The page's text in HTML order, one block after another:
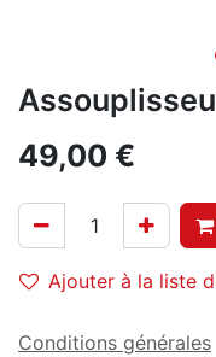
49,00 €
Ajouter à la liste
Conditions générales